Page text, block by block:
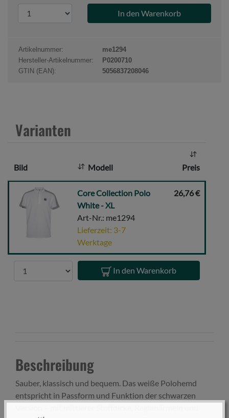
r
d
u
k
a
:
Artikelnummer:
me1294
Hersteller-Artikelnummer:
P0200710
GTIN (EAN):
5056837208046
Varianten
Bild Modell Preis
Core
Collection
XL
Core Collection Polo
White - XL
Art-Nr.: me1294
Lieferzeit: 3-7
Werktage
26,76 €
In den Warenkorb
Beschreibung
Sauber, klassisch und bequem. Das weiße Polohemd
entspricht in Passform und Funktion der schwarzen